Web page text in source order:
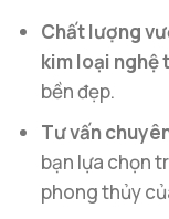
Chất lượng
kim loại nghệ
bền đẹp.
Tư vấn
bạn lựa chọn
phong thủy